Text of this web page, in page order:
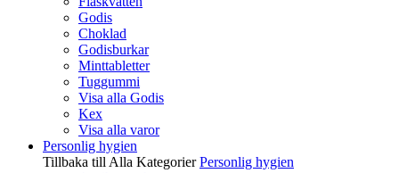
Godis
Choklad
Godisburkar
Minttabletter
Tuggummi
Visa alla Godis
Kex
Visa alla varor
Personlig hygien
Tillbaka till Alla Kategorier Personlig hygien